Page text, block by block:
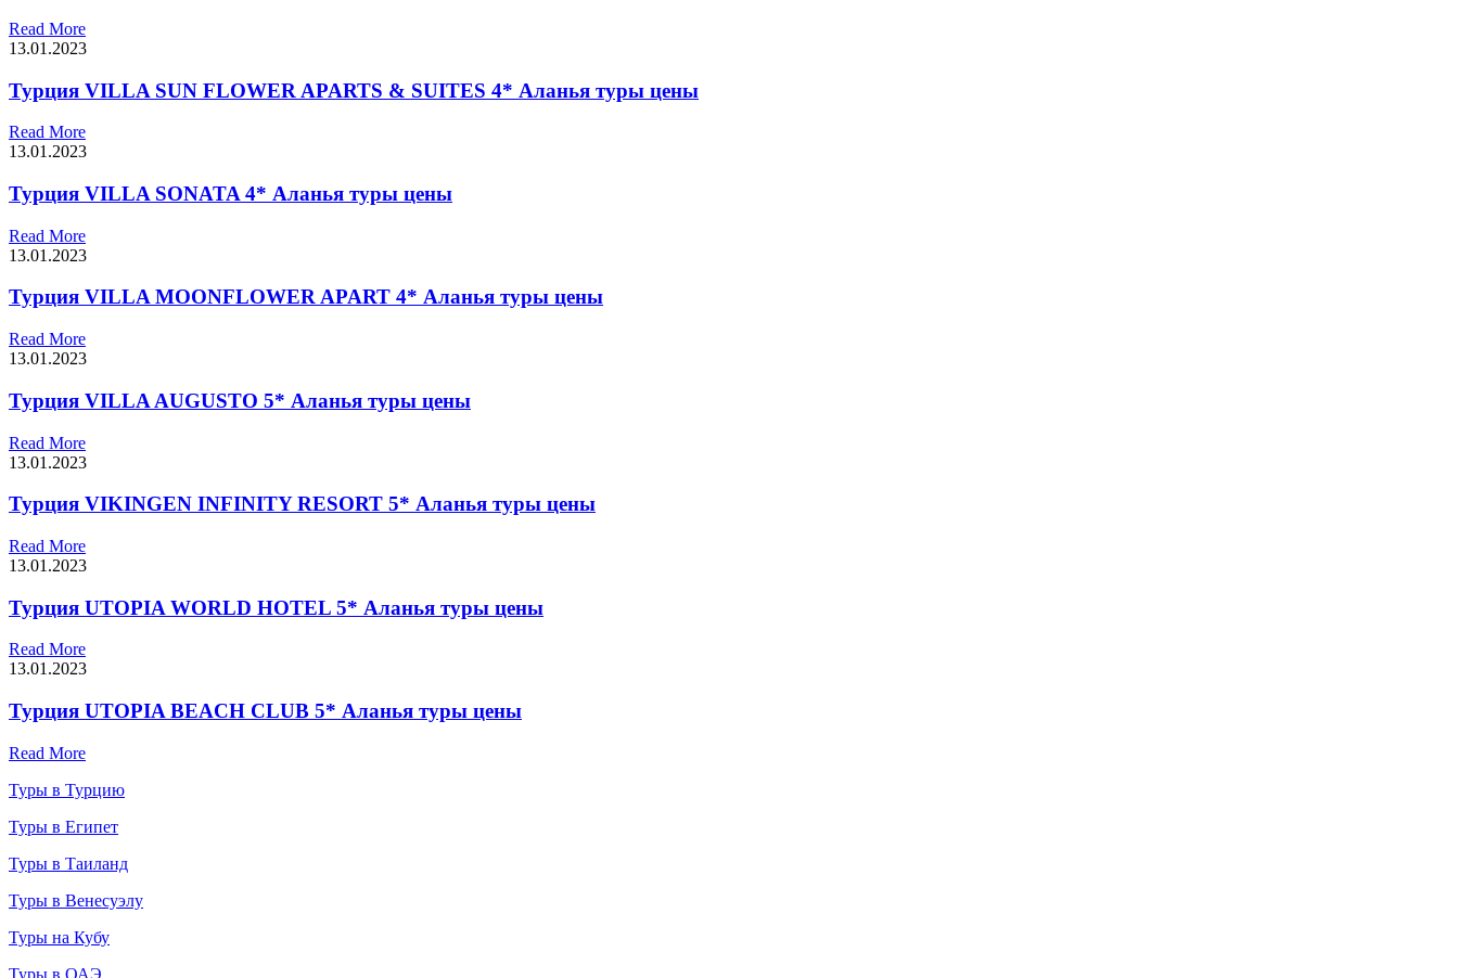
Read More
13.01.2023
Турция VILLA SUN FLOWER APARTS & SUITES 4* Аланья туры цены
Read More
13.01.2023
Турция VILLA SONATA 4* Аланья туры цены
Read More
13.01.2023
Турция VILLA MOONFLOWER APART 4* Аланья туры цены
Read More
13.01.2023
Турция VILLA AUGUSTO 5* Аланья туры цены
Read More
13.01.2023
Турция VIKINGEN INFINITY RESORT 5* Аланья туры цены
Read More
13.01.2023
Турция UTOPIA WORLD HOTEL 5* Аланья туры цены
Read More
13.01.2023
Турция UTOPIA BEACH CLUB 5* Аланья туры цены
Read More
Туры в Турцию
Туры в Египет
Туры в Таиланд
Туры в Венесуэлу
Туры на Кубу
Туры в ОАЭ